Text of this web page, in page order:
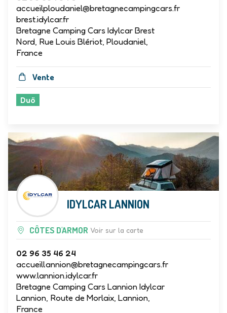
02 98 83 78 70
accueilploudaniel@bretagnecampingcars.fr
brest.idylcar.fr
Bretagne Camping Cars Idylcar Brest
Nord, Rue Louis Blériot, Ploudaniel,
Vente
Duö
IDYLCAR LANNION
CÔTES D'ARMOR Voir sur la carte
02 96 35 46 24
accueillannion@bretagnecampingcars.fr
www.lannion.idylcar.fr
Bretagne Camping Cars Lannion Idylcar
Lannion, Route de Morlaix, Lannion,